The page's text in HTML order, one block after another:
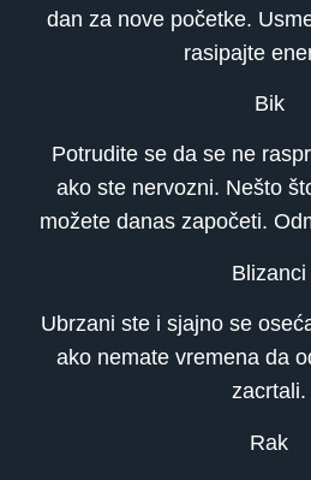
dan za nove početke.
rasipajte
Bik
Potrudite se da se ne
ako ste nervozni. Nešto
možete danas započeti.
Blizanci
Ubrzani ste i sjajno se
ako nemate vremena da
zacrtali.
Rak